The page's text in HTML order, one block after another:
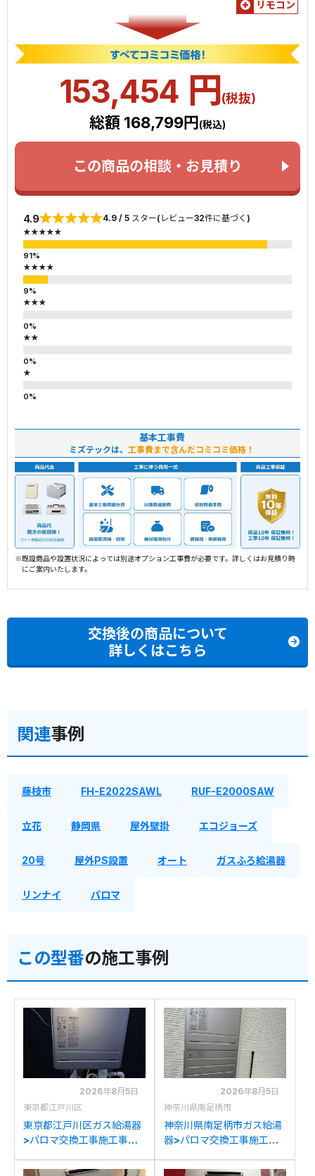
リモコン
153,454 円(税抜)
総額 168,799円 (税込)
この商品の相談・お見積り
4.9 4.9 / 5 スター(レビュー32件に基づく)
★★★★★
★★★★
★★★
★★
★
基本工事費
ミズテックは、 工事費まで含んだコミコミ価格！
※既設商品や設置状況によっては別途オプション工事費が必要です。詳しくはお見積り時
にご案内いたします。
交換後の商品について
詳しくはこちら
関連事例
藤枝市 FH-E2022SAWL RUF-E2000SAW
立花 静岡県 屋外壁掛 エコジョーズ
20号 屋外PS設置 オート ガスふろ給湯器
リンナイ パロマ
この型番の施工事例
2026年8月5日
東京都江戸川区
東京都江戸川区ガス給湯器
>パロマ交換工事施工事
2050AWXからパロマFH-
2026年8月5日
神奈川県南足柄市
神奈川県南足柄市ガス給湯
器>パロマ交換工事施工事
からパロマFH-